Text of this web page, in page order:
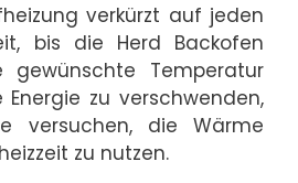
verkürzt auf jeden
bis die Herd Backofen
gewünschte Temperatur
Energie zu verschwenden,
versuchen, die Wärme
zu nutzen.